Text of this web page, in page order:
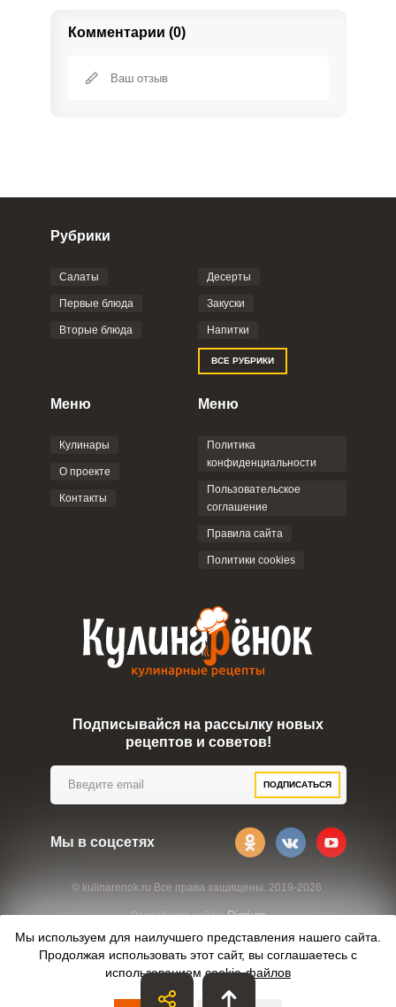
Комментарии (0)
Фото до 4 шт, до 5 mb
Отправляя эту форму, вы соглашаетесь с
Политикой
Пользовательским
соглашением
© kulinarenok.ru Все права защищены. 2019-2026.
Разработка сайта:Digrium
Рубрики
Салаты
Первые блюда
Вторые блюда
Десерты
Закуски
Напитки
ВСЕ РУБРИКИ
Меню
Кулинары
О проекте
Контакты
Меню
Политика
конфиденциальности
Пользовательское
соглашение
Правила сайта
Политики cookies
Подписывайся на рассылку новых
рецептов и советов!
ПОДПИСАТЬСЯ
Мы в соцсетях
Мы используем для наилучшего представления нашего сайта.
Продолжая использовать этот сайт, вы соглашаетесь с
использованиемcookie-файлов